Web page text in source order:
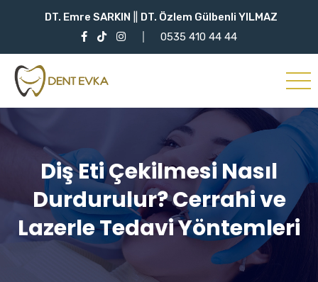
DT. Emre SARKIN
DT. Özlem Gülbenli YILMAZ
0535 410 44 44
Diş Eti Çekilmesi Nasıl
Durdurulur? Cerrahi ve
Lazerle Tedavi Yöntemleri